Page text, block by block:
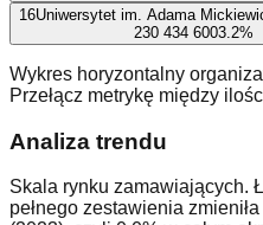
16Uniwersytet im. Adama
230 434 6003.2%
Wykres horyzontalny
Przełącz metrykę między
Analiza trendu
Skala rynku zamawiających.
pełnego zestawienia